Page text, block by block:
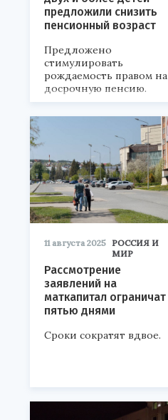
предложили снизить
пенсионный возраст
Предложено
стимулировать
рождаемость правом на
досрочную пенсию.
11 августа 2025 РОССИЯ И
МИР
Рассмотрение
заявлений на
маткапитал ограничат
пятью днями
Сроки сократят вдвое.